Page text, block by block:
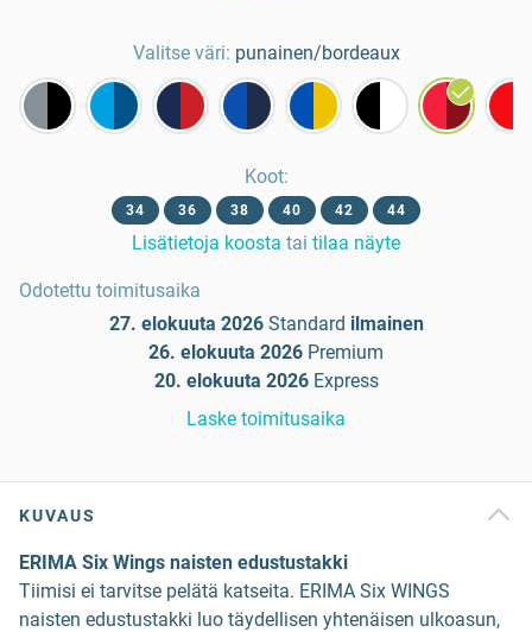
Valitse väri: punainen/bordeaux
Koot:
34 36 38 40 42 44
Lisätietoja koosta tai tilaa näyte
Odotettu toimitusaika
27. elokuuta 2026 Standard ilmainen
26. elokuuta 2026 Premium
20. elokuuta 2026 Express
Laske toimitusaika
KUVAUS
ERIMA Six Wings naisten edustustakki
Tiimisi ei tarvitse pelätä katseita. ERIMA Six WINGS
naisten edustustakki luo täydellisen yhtenäisen ulkoasun,